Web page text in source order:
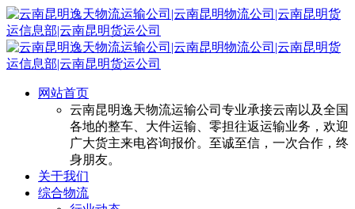
网站首页
云南昆明逸天物流运输公司专业承接云南以及全国
各地的整车、大件运输、零担往返运输业务，欢迎
广大货主来电咨询报价。至诚至信，一次合作，终
身朋友。
关于我们
综合物流